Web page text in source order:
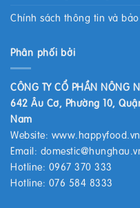
Chính sách thông tin và
Phân phối bởi
CÔNG TY CỔ PHẦN NÔNG
642 Âu Cơ, Phường 10,
Nam
Website: www.happyfood.vn
Email:
Hotline: 0967 370 333
Hotline: 076 584 8333